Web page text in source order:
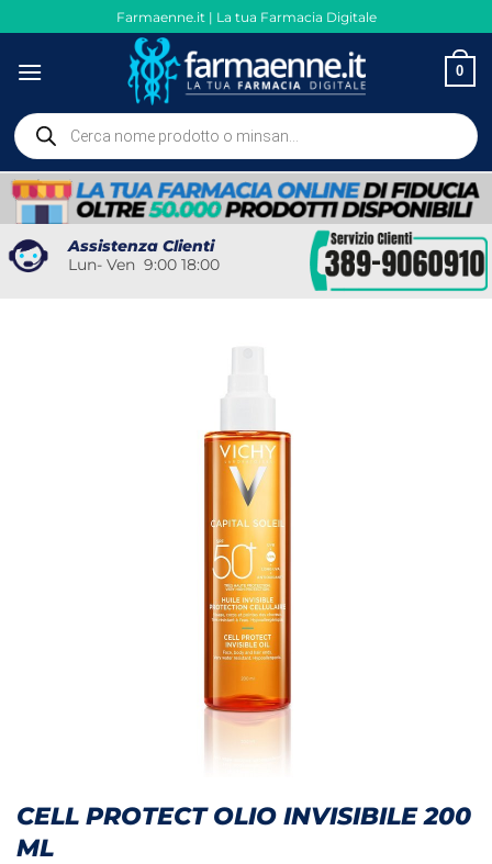
ai
contenuti
Farmaenne.it | La tua Farmacia Digitale
0
Ricerca
prodotti
Assistenza Clienti
Lun- Ven 9:00 18:00
CELL PROTECT OLIO INVISIBILE 200
ML